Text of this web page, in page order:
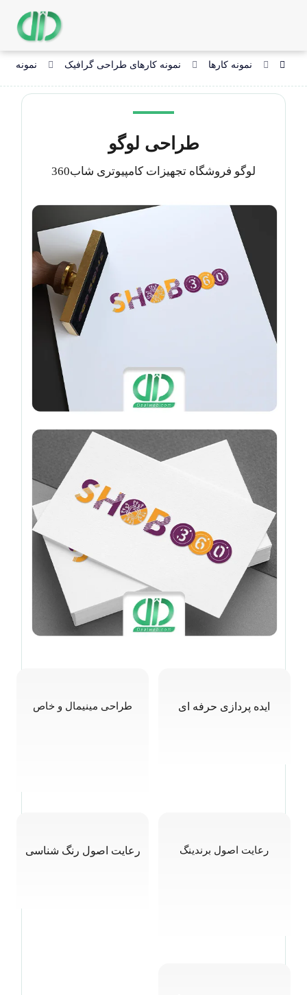
نمونه کارها نمونه کارهای طراحی گرافیک نمونه
طراحی لوگو
لوگو فروشگاه تجهیزات کامپیوتری شاب360
ایده پردازی حرفه ای طراحی مینیمال و خاص
رعایت اصول برندینگ رعایت اصول رنگ شناسی